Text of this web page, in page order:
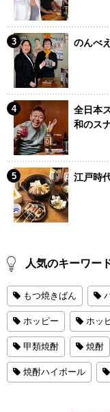
のんべ
全日本
和のス
江戸時
人気のキーワー
もつ焼きばん
ホッピー ホッ
甲類焼酎 焼酎
焼酎ハイボール